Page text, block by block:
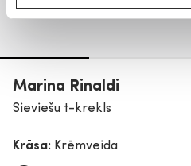
Marina Rinaldi
Sieviešu t-krekls
Krāsa: Krēmveida